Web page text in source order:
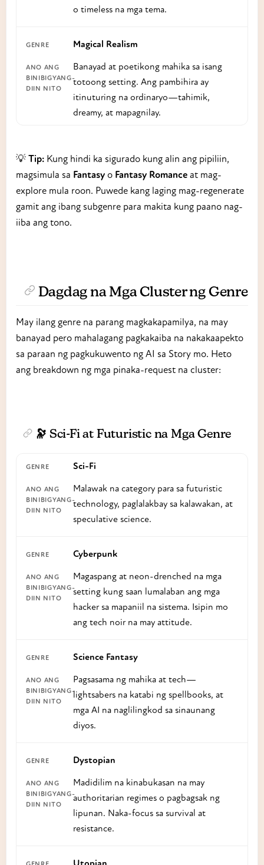
o timeless na mga tema.
Magical Realism
Banayad at poetikong mahika sa isang
totoong setting. Ang pambihira ay
itinuturing na ordinaryo—tahimik,
dreamy, at mapagnilay.
💡 Tip: Kung hindi ka sigurado kung alin ang pipiliin,
magsimula sa Fantasy o Fantasy Romance at mag-
explore mula roon. Puwede kang laging mag-regenerate
gamit ang ibang subgenre para makita kung paano nag-
iiba ang tono.
Dagdag na Mga Cluster ng Genre
May ilang genre na parang magkakapamilya, na may
banayad pero mahalagang pagkakaiba na nakakaapekto
sa paraan ng pagkukuwento ng AI sa Story mo. Heto
ang breakdown ng mga pinaka-request na cluster:
🔭 Sci-Fi at Futuristic na Mga Genre
Sci-Fi
Malawak na category para sa futuristic
technology, paglalakbay sa kalawakan, at
speculative science.
Cyberpunk
Magaspang at neon-drenched na mga
setting kung saan lumalaban ang mga
hacker sa mapaniil na sistema. Isipin mo
ang tech noir na may attitude.
Science Fantasy
Pagsasama ng mahika at tech—
lightsabers na katabi ng spellbooks, at
mga AI na naglilingkod sa sinaunang
diyos.
Dystopian
Madidilim na kinabukasan na may
authoritarian regimes o pagbagsak ng
lipunan. Naka-focus sa survival at
resistance.